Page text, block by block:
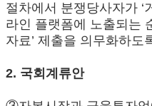
절차에서 분쟁당사자가
라인 플랫폼에 노출되는
자료’ 제출을 의무화하도
2. 국회계류안